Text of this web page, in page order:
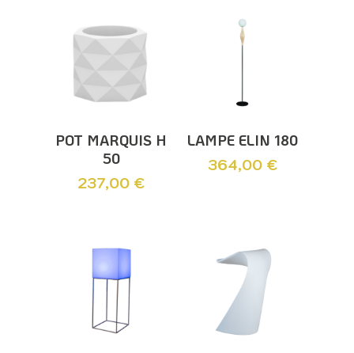
Ajouter Au
Panier
POT MARQUIS H
50
237,00 €
Ajouter Au
LAMPE ELIN 180
364,00 €